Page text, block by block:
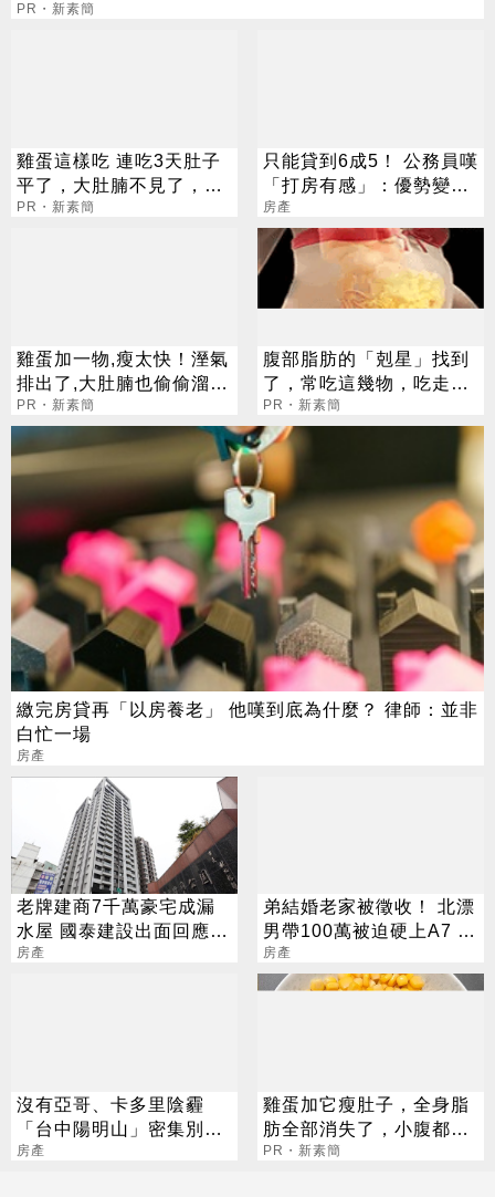
PR・新素簡
雞蛋這樣吃 連吃3天肚子
平了，大肚腩不見了，脂
肪沒了！
PR・新素簡
只能貸到6成5！ 公務員嘆
「打房有感」：優勢變劣
勢
房產
雞蛋加一物,瘦太快！溼氣
排出了,大肚腩也偷偷溜走
了
PR・新素簡
腹部脂肪的「剋星」找到
了，常吃這幾物，吃走大
肚囊，瘦出小蠻腰
PR・新素簡
繳完房貸再「以房養老」 他嘆到底為什麼？ 律師：並非
白忙一場
房產
老牌建商7千萬豪宅成漏
水屋 國泰建設出面回應
了！
房產
弟結婚老家被徵收！ 北漂
男帶100萬被迫硬上A7 網
見單價驚呆了
房產
沒有亞哥、卡多里陰霾
「台中陽明山」密集別墅
群仍有人愛
房產
雞蛋加它瘦肚子，全身脂
肪全部消失了，小腹都平
坦了
PR・新素簡